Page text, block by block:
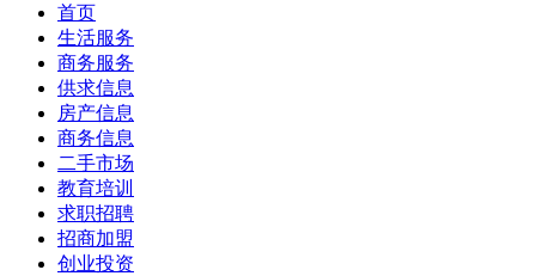
首页
生活服务
商务服务
供求信息
房产信息
商务信息
二手市场
教育培训
求职招聘
招商加盟
创业投资